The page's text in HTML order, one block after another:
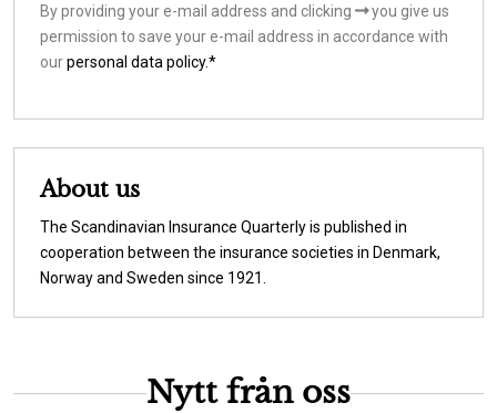
By providing your e-mail address and clicking
you give us
permission to save your e-mail address in accordance with
ourpersonal data policy.*
About us
The Scandinavian Insurance Quarterly is published in
cooperation between the insurance societies in Denmark,
Norway and Sweden since 1921.
Nytt från oss